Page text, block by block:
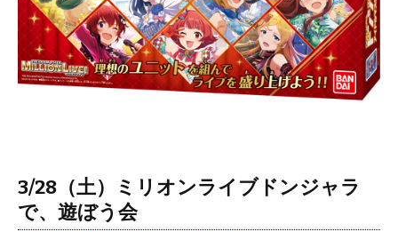
3/28（土）ミリオンライブドンジャラ
で、遊ぼう会